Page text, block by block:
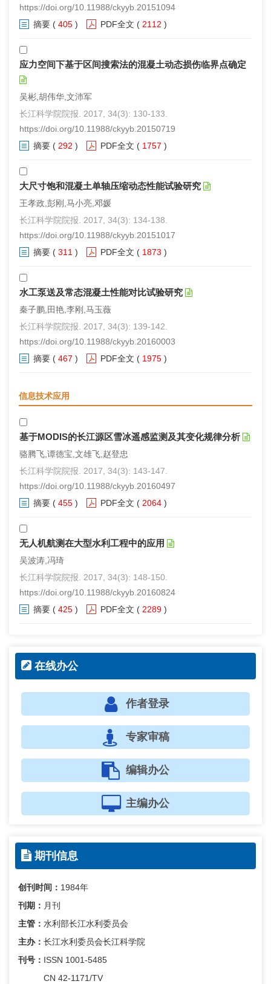
https://doi.org/10.11988/ckyyb.20151094
摘要 ( 405 ) PDF全文 ( 2112 )
应力空间下基于区间搜索法的混凝土动态损伤临界点确定
吴彬,胡伟华,文沛军
长江科学院院报. 2017, 34(3): 130-133.
https://doi.org/10.11988/ckyyb.20150719
摘要 ( 292 ) PDF全文 ( 1757 )
大尺寸饱和混凝土单轴压缩动态性能试验研究
王孝政,彭刚,马小亮,邓媛
长江科学院院报. 2017, 34(3): 134-138.
https://doi.org/10.11988/ckyyb.20151017
摘要 ( 311 ) PDF全文 ( 1873 )
水工泵送及常态混凝土性能对比试验研究
秦子鹏,田艳,李刚,马玉薇
长江科学院院报. 2017, 34(3): 139-142.
https://doi.org/10.11988/ckyyb.20160003
摘要 ( 467 ) PDF全文 ( 1975 )
信息技术应用
基于MODIS的长江源区雪冰遥感监测及其变化规律分析
骆腾飞,谭德宝,文雄飞,赵登忠
长江科学院院报. 2017, 34(3): 143-147.
https://doi.org/10.11988/ckyyb.20160497
摘要 ( 455 ) PDF全文 ( 2064 )
无人机航测在大型水利工程中的应用
吴波涛,冯琦
长江科学院院报. 2017, 34(3): 148-150.
https://doi.org/10.11988/ckyyb.20160824
摘要 ( 425 ) PDF全文 ( 2289 )
在线办公
作者登录
专家审稿
编辑办公
主编办公
期刊信息
创刊时间： 1984年
刊期： 月刊
主管： 水利部长江水利委员会
主办： 长江水利委员会长江科学院
刊号： ISSN 1001-5485
CN 42-1171/TV